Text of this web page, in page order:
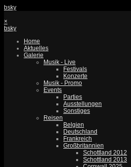
bsky
×
bsky
Home
Aktuelles
Galerie
Musik - Live
Festivals
Konzerte
Musik - Promo
Events
Parties
Ausstellungen
Sonstiges
Reisen
Belgien
Deutschland
Frankreich
Großbritannien
Schottland 2012
Schottland 2013